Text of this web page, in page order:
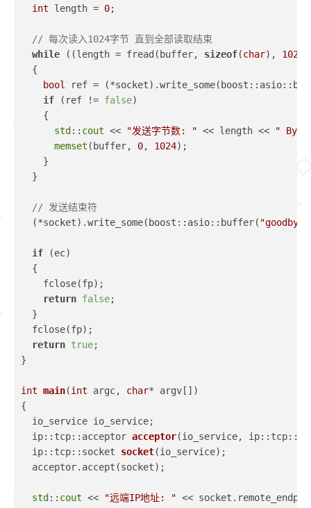
int length = 0;
// 每次读入1024字节 直到全部读取结束
while ((length = fread(buffer, sizeof(char), 1024
  {
bool
ref =
if (ref != false)
    {
std :: cout << "发送字节数: " << length <<
"
memset (buffer, 0, 1024);
    }
  }
// 发送结束符
  (*socket).write_some(boost::asio::buffer(
if (ec)
  {
    fclose(fp);
return false;
  }
  fclose(fp);
return true;
}
int main(int argc, char* argv[])
{
  io_service io_service;
  ip::tcp::acceptor
acceptor(io_service,
  ip::tcp::socket
socket(io_service) ;
  acceptor.accept(socket);
std :: cout << "远端IP地址: " <<